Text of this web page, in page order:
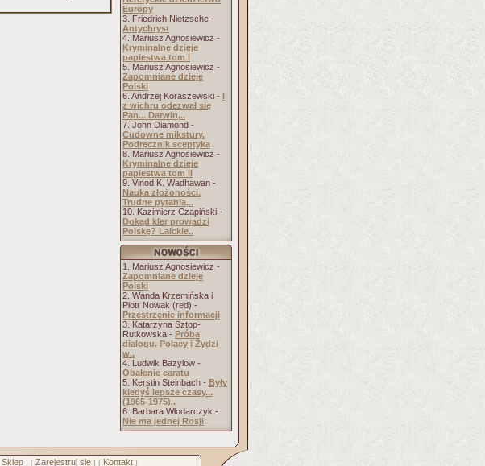
Europy
3. Friedrich Nietzsche -
Antychryst
4. Mariusz Agnosiewicz -
Kryminalne dzieje
papiestwa tom I
5. Mariusz Agnosiewicz -
Zapomniane dzieje
Polski
6. Andrzej Koraszewski - I
z wichru odezwał się
Pan... Darwin,..
7. John Diamond -
Cudowne mikstury.
Podręcznik sceptyka
8. Mariusz Agnosiewicz -
Kryminalne dzieje
papiestwa tom II
9. Vinod K. Wadhawan -
Nauka złożoności.
Trudne pytania,..
10. Kazimierz Czapiński -
Dokąd kler prowadzi
Polskę? Laickie..
1. Mariusz Agnosiewicz -
Zapomniane dzieje
Polski
2. Wanda Krzemińska i
Piotr Nowak (red) -
Przestrzenie informacji
3. Katarzyna Sztop-
Rutkowska - Próba
dialogu. Polacy i Żydzi
w..
4. Ludwik Bazylow -
Obalenie caratu
5. Kerstin Steinbach - Były
kiedyś lepsze czasy...
(1965-1975)..
6. Barbara Włodarczyk -
Nie ma jednej Rosji
Sklep] [ Zarejestruj się] [ Kontakt]